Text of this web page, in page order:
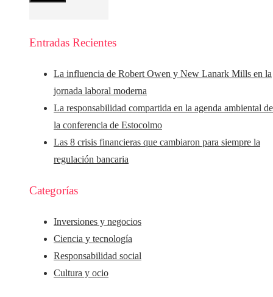
Entradas Recientes
La influencia de Robert Owen y New Lanark Mills en la
jornada laboral moderna
La responsabilidad compartida en la agenda ambiental
la conferencia de Estocolmo
Las 8 crisis financieras que cambiaron para siempre la
regulación bancaria
Categorías
Inversiones y negocios
Ciencia y tecnología
Responsabilidad social
Cultura y ocio